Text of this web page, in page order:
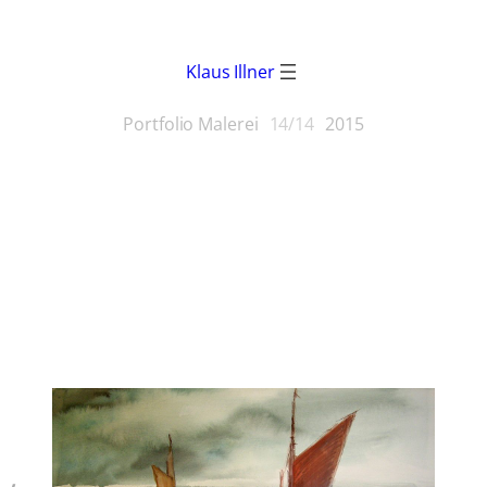
Klaus Illner
Portfolio Malerei 14/14 2015